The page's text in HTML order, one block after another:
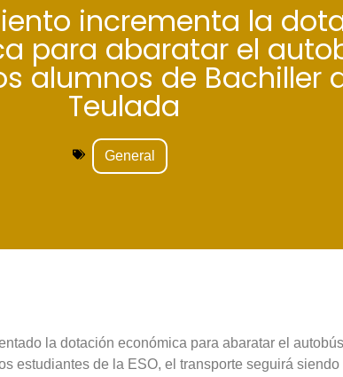
incrementa la
para abaratar el
alumnos de Bachiller
Teulada
General
la dotación económica para abaratar el
estudiantes de la ESO, el transporte seguirá siendo